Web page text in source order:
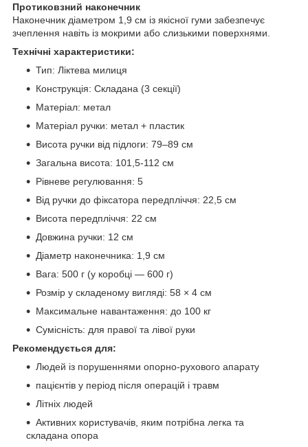
Протиковзний наконечник
Наконечник діаметром 1,9 см із якісної гуми забезпечує
зчеплення навіть із мокрими або слизькими поверхнями.
Технічні характеристики:
Тип: Ліктева милиця
Конструкція: Складана (3 секції)
Матеріал: метал
Матеріал ручки: метал + пластик
Висота ручки від підлоги: 79–89 см
Загальна висота: 101,5-112 см
Рівневе регулювання: 5
Від ручки до фіксатора передпліччя: 22,5 см
Висота передпліччя: 22 см
Довжина ручки: 12 см
Діаметр наконечника: 1,9 см
Вага: 500 г (у коробці — 600 г)
Розмір у складеному вигляді: 58 × 4 см
Максимальне навантаження: до 100 кг
Сумісність: для правої та лівої руки
Рекомендується для:
Людей із порушеннями опорно-рухового апарату
пацієнтів у період після операцій і травм
Літніх людей
Активних користувачів, яким потрібна легка та
складана опора